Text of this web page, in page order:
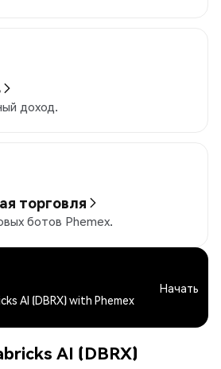
доход.
торговля
ботов Phemex.
AI (DBRX) with Phemex
Начать
AI (DBRX)